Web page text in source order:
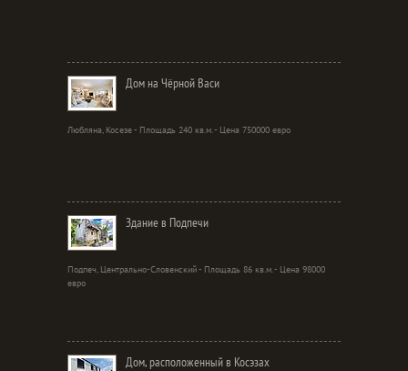
Дом на Чёрной Васи
Любляна, Косезе - Площадь 240 кв.м. - Цена 750000 евро
Здание в Подпечи
Подпеч, Центрально-Словенский - Площадь 86 кв.м. - Цена 98000
евро
Дом, расположенный в Косэзах